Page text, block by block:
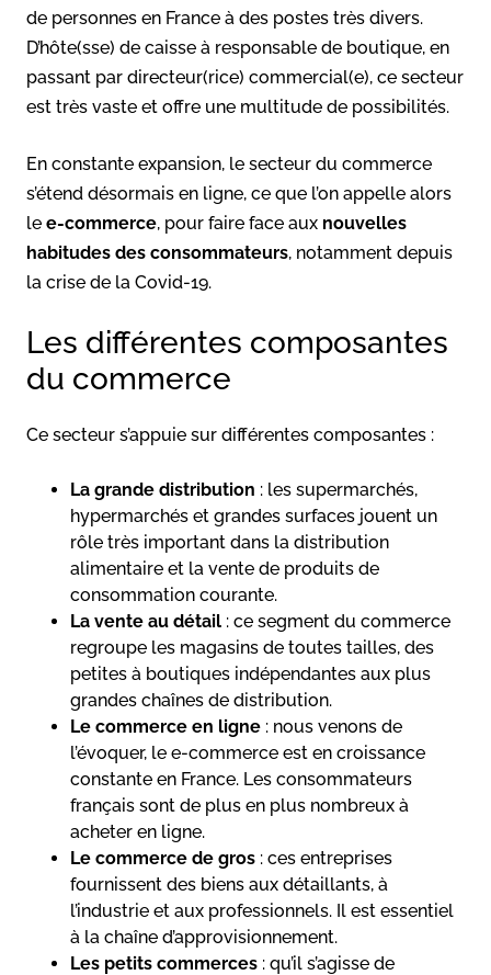
de personnes en France à des postes très divers.
D’hôte(sse) de caisse à responsable de boutique, en
passant par directeur(rice) commercial(e), ce secteur
est très vaste et offre une multitude de possibilités.
En constante expansion, le secteur du commerce
s’étend désormais en ligne, ce que l’on appelle alors
le e-commerce, pour faire face aux nouvelles
habitudes des consommateurs, notamment depuis
la crise de la Covid-19.
Les différentes composantes
du commerce
Ce secteur s’appuie sur différentes composantes :
La grande distribution : les supermarchés,
hypermarchés et grandes surfaces jouent un
rôle très important dans la distribution
alimentaire et la vente de produits de
consommation courante.
La vente au détail : ce segment du commerce
regroupe les magasins de toutes tailles, des
petites à boutiques indépendantes aux plus
grandes chaînes de distribution.
Le commerce en ligne : nous venons de
l’évoquer, le e-commerce est en croissance
constante en France. Les consommateurs
français sont de plus en plus nombreux à
acheter en ligne.
Le commerce de gros : ces entreprises
fournissent des biens aux détaillants, à
l’industrie et aux professionnels. Il est essentiel
à la chaîne d’approvisionnement.
Les petits commerces : qu’il s’agisse de